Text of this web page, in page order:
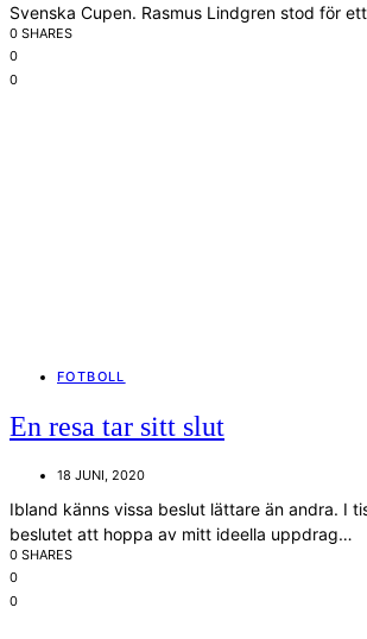
Svenska Cupen. Rasmus Lindgren stod för
0 SHARES
0
0
FOTBOLL
En resa tar sitt slut
18 JUNI, 2020
Ibland känns vissa beslut lättare än andra. I
beslutet att hoppa av mitt ideella uppdrag…
0 SHARES
0
0